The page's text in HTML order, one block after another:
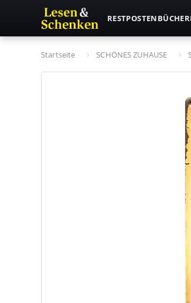
RESTPOSTENBÜCHER
Startseite SCHÖNES ZUHAUSE